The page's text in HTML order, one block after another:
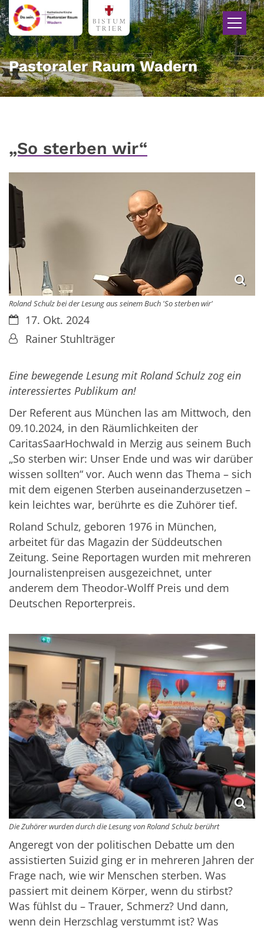
Zum Inhalt springen
Pastoraler Raum Wadern
„So sterben wir“
Roland Schulz bei der Lesung aus seinem Buch 'So sterben wir'
Datum:17. Okt. 2024
Von:Rainer Stuhlträger
Eine bewegende Lesung mit Roland Schulz zog ein
interessiertes Publikum an!
Der Referent aus München las am Mittwoch, den
09.10.2024, in den Räumlichkeiten der
CaritasSaarHochwald in Merzig aus seinem Buch
„So sterben wir: Unser Ende und was wir darüber
wissen sollten“ vor. Auch wenn das Thema – sich
mit dem eigenen Sterben auseinanderzusetzen –
kein leichtes war, berührte es die Zuhörer tief.
Roland Schulz, geboren 1976 in München,
arbeitet für das Magazin der Süddeutschen
Zeitung. Seine Reportagen wurden mit mehreren
Journalistenpreisen ausgezeichnet, unter
anderem dem Theodor-Wolff Preis und dem
Deutschen Reporterpreis.
Die Zuhörer wurden durch die Lesung von Roland Schulz berührt
Angeregt von der politischen Debatte um den
assistierten Suizid ging er in mehreren Jahren der
Frage nach, wie wir Menschen sterben. Was
passiert mit deinem Körper, wenn du stirbst?
Was fühlst du – Trauer, Schmerz? Und dann,
wenn dein Herzschlag verstummt ist? Was